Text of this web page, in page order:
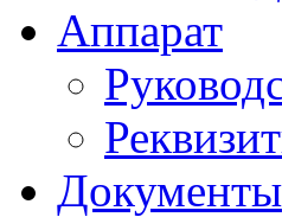
Аппарат
Документы